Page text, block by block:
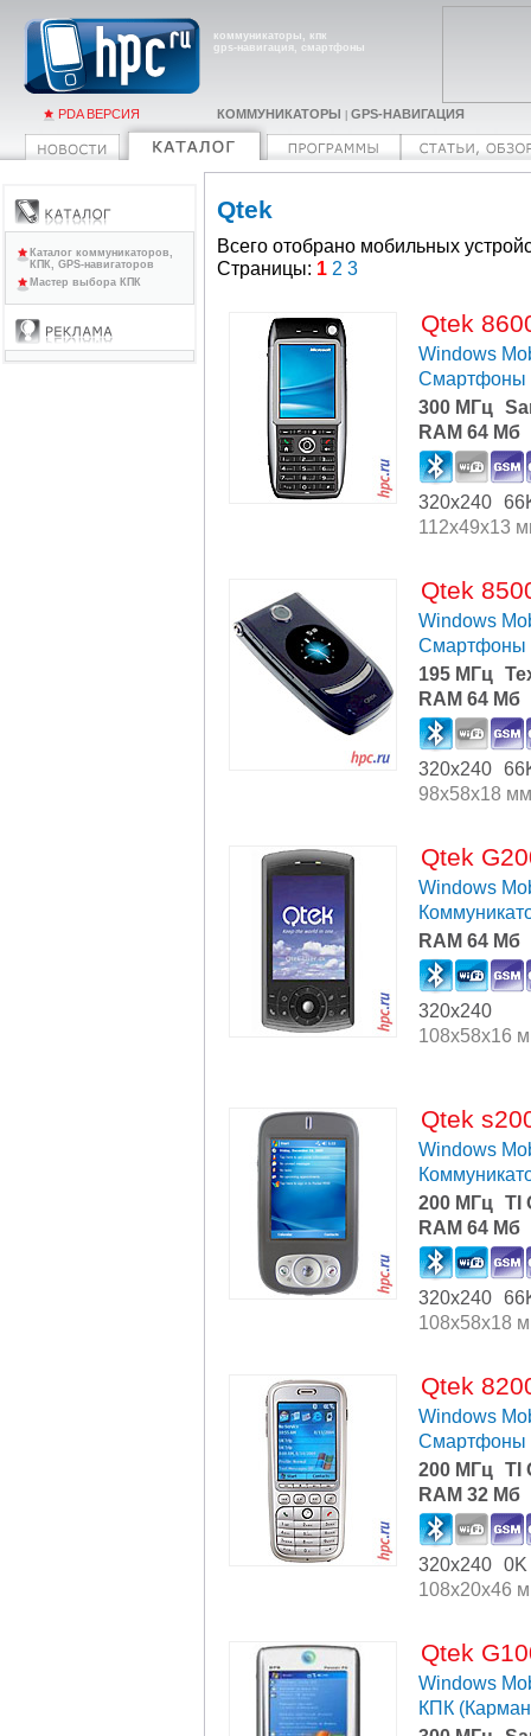
коммуникаторы, кпк
gps-навигация, смартфоны
PDA ВЕРСИЯ КОММУНИКАТОРЫ GPS-НАВИГАЦИЯ
Qtek
Всего отобрано мобильных
Страницы: 1 2 3
Qtek
Windows
Смартфоны
300 МГц
RAM 64 Мб
320x240
112x49x13
Qtek
Windows
Смартфоны
195 МГц
RAM 64 Мб
320x240
98x58x18 мм
Qtek
Windows
RAM 64 Мб
320x240
108x58x16
Qtek
Windows
200 МГц TI
RAM 64 Мб
320x240
108x58x18
Qtek
Windows
Смартфоны
200 МГц TI
RAM 32 Мб
320x240 0K
108x20x46
Qtek
Windows
КПК
Каталог коммуникаторов,
КПК, GPS-навигаторов
Мастер выбора КПК